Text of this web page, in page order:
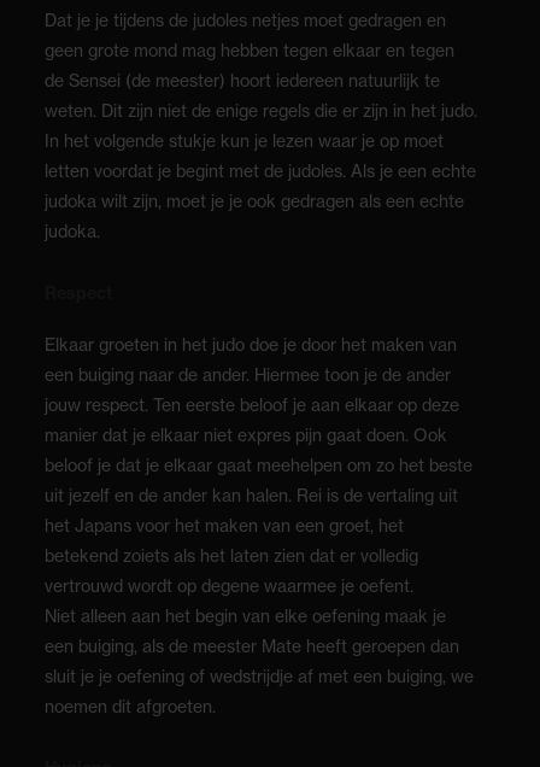
Dat je je tijdens de judoles netjes moet gedragen en
geen grote mond mag hebben tegen elkaar en tegen
de Sensei (de meester) hoort iedereen natuurlijk te
weten. Dit zijn niet de enige regels die er zijn in het judo.
In het volgende stukje kun je lezen waar je op moet
letten voordat je begint met de judoles. Als je een echte
judoka wilt zijn, moet je je ook gedragen als een echte
judoka.
Elkaar groeten in het judo doe je door het maken van
een buiging naar de ander. Hiermee toon je de ander
jouw respect. Ten eerste beloof je aan elkaar op deze
manier dat je elkaar niet expres pijn gaat doen. Ook
beloof je dat je elkaar gaat meehelpen om zo het beste
uit jezelf en de ander kan halen. Rei is de vertaling uit
het Japans voor het maken van een groet, het
betekend zoiets als het laten zien dat er volledig
vertrouwd wordt op degene waarmee je oefent.
Niet alleen aan het begin van elke oefening maak je
een buiging, als de meester Mate heeft geroepen dan
sluit je je oefening of wedstrijdje af met een buiging, we
noemen dit afgroeten.